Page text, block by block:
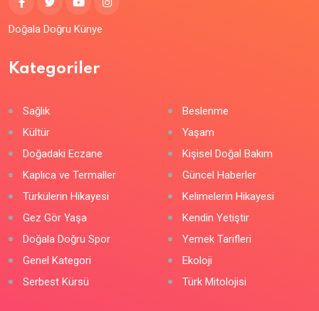
Doğala Doğru Künye
Kategoriler
Sağlık
Beslenme
Kültür
Yaşam
Doğadaki Eczane
Kişisel Doğal Bakım
Kaplıca ve Termaller
Güncel Haberler
Türkülerin Hikayesi
Kelimelerin Hikayesi
Gez Gör Yaşa
Kendin Yetiştir
Doğala Doğru Spor
Yemek Tarifleri
Genel Kategori
Ekoloji
Serbest Kürsü
Türk Mitolojisi